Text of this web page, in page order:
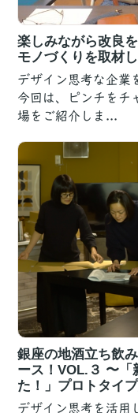
楽しみながら改良
モノづくりを取材
デザイン思考な企業
今回は、ピンチをチ
場をご紹介しま...
銀座の地酒立ち飲
ース！VOL.３ 〜「
た！」プロトタイ
デザイン思考を活用